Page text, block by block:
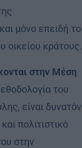
μόνο επειδή το
οικείου κράτους.
στην Μέση
του
είναι δυνατόν
πολιτιστικό
στην